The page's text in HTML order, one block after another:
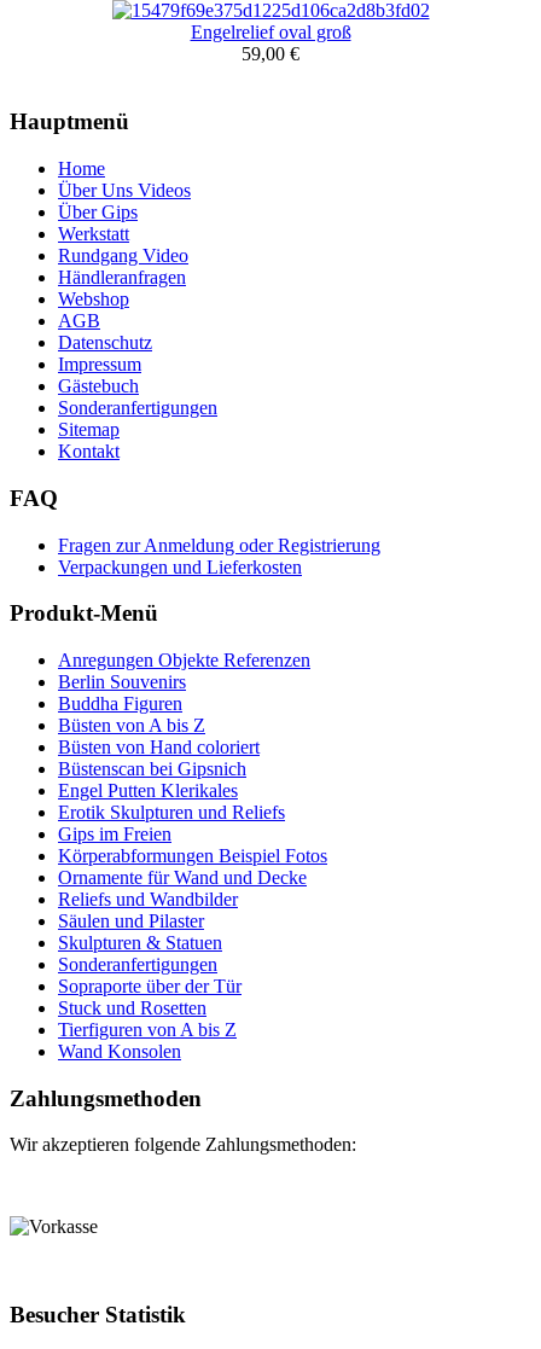
Engelrelief oval groß
59,00 €
Hauptmenü
Home
Über Uns Videos
Über Gips
Werkstatt
Rundgang Video
Händleranfragen
Webshop
AGB
Datenschutz
Impressum
Gästebuch
Sonderanfertigungen
Sitemap
Kontakt
FAQ
Fragen zur Anmeldung oder Registrierung
Verpackungen und Lieferkosten
Produkt-Menü
Anregungen Objekte Referenzen
Berlin Souvenirs
Buddha Figuren
Büsten von A bis Z
Büsten von Hand coloriert
Büstenscan bei Gipsnich
Engel Putten Klerikales
Erotik Skulpturen und Reliefs
Gips im Freien
Körperabformungen Beispiel Fotos
Ornamente für Wand und Decke
Reliefs und Wandbilder
Säulen und Pilaster
Skulpturen & Statuen
Sonderanfertigungen
Sopraporte über der Tür
Stuck und Rosetten
Tierfiguren von A bis Z
Wand Konsolen
Zahlungsmethoden
Wir akzeptieren folgende Zahlungsmethoden:
Besucher Statistik